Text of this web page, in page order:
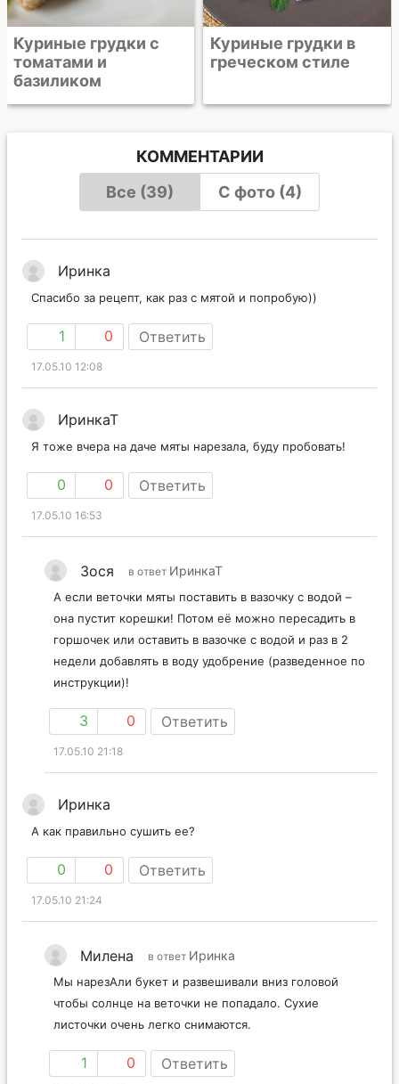
Куриные грудки с
томатами и
базиликом
Куриные грудки в
греческом стиле
КОММЕНТАРИИ
Все (39)
С фото (4)
Иринка
Спасибо за рецепт, как раз с мятой и попробую))
1 0 Ответить
17.05.10 12:08
ИринкаТ
Я тоже вчера на даче мяты нарезала, буду пробовать!
0 0 Ответить
17.05.10 16:53
Зося в ответ ИринкаТ
А если веточки мяты поставить в вазочку с водой –
она пустит корешки! Потом её можно пересадить в
горшочек или оставить в вазочке с водой и раз в 2
недели добавлять в воду удобрение (разведенное по
инструкции)!
3 0 Ответить
17.05.10 21:18
Иринка
А как правильно сушить ее?
0 0 Ответить
17.05.10 21:24
Милена в ответ Иринка
Мы нарезАли букет и развешивали вниз головой
чтобы солнце на веточки не попадало. Сухие
листочки очень легко снимаются.
1 0 Ответить